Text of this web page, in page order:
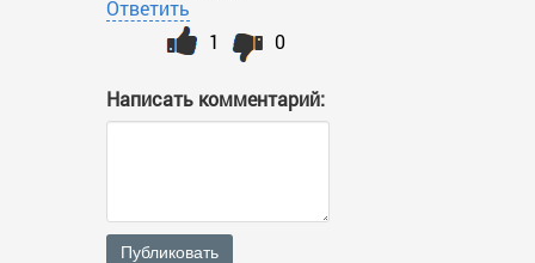
Ответить
0
1
Написать комментарий:
Публиковать